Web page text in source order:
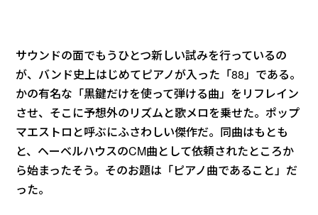
サウンドの面でもうひとつ新しい試みを行っているの
が、バンド史上はじめてピアノが入った「88」である。
かの有名な「黒鍵だけを使って弾ける曲」をリフレイン
させ、そこに予想外のリズムと歌メロを乗せた。ポップ
マエストロと呼ぶにふさわしい傑作だ。同曲はもとも
と、ヘーベルハウスのCM曲として依頼されたところか
ら始まったそう。そのお題は「ピアノ曲であること」だ
った。